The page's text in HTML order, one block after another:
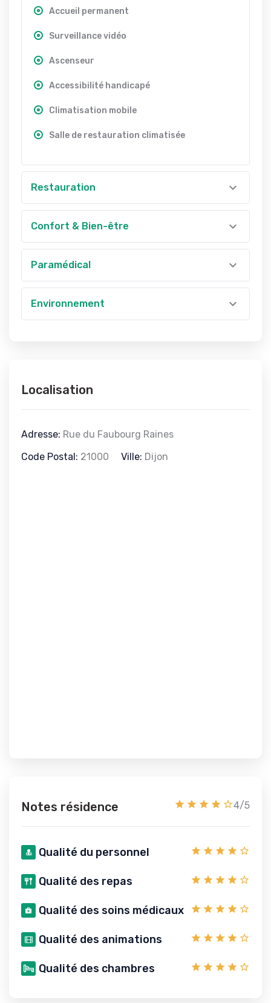
Accueil permanent
Surveillance vidéo
Ascenseur
Accessibilité handicapé
Climatisation mobile
Salle de restauration climatisée
Restauration
Confort & Bien-être
Paramédical
Environnement
Localisation
Adresse: Rue du Faubourg Raines
Code Postal: 21000 Ville: Dijon
Notes résidence 4/5
Qualité du personnel
Qualité des repas
Qualité des soins médicaux
Qualité des animations
Qualité des chambres